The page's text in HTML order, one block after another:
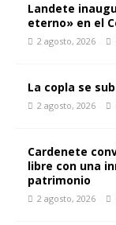
Landete
eterno» en el
2 agosto, 2026
La copla se
2 agosto, 2026
Cardenete
libre con una
patrimonio
2 agosto, 2026